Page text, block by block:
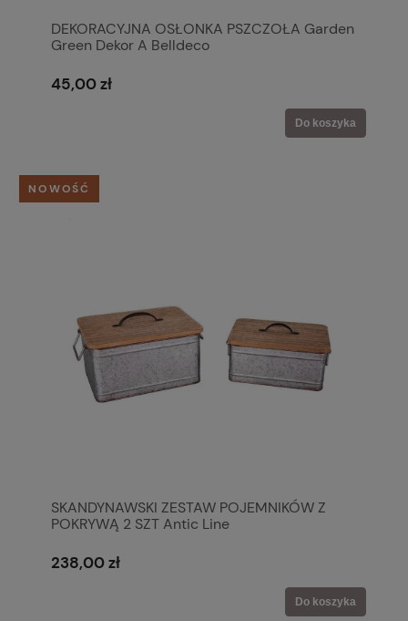
DEKORACYJNA OSŁONKA PSZCZOŁA Garden
Green Dekor A Belldeco
45,00 zł
Do koszyka
SKANDYNAWSKI ZESTAW POJEMNIKÓW Z
POKRYWĄ 2 SZT Antic Line
238,00 zł
Do koszyka
NOWOŚĆ